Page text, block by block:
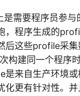
是需要程序员参与
，程序生成的
后这些profile采集
构建同一个程序
是来自生产环境或
化更有针对性。